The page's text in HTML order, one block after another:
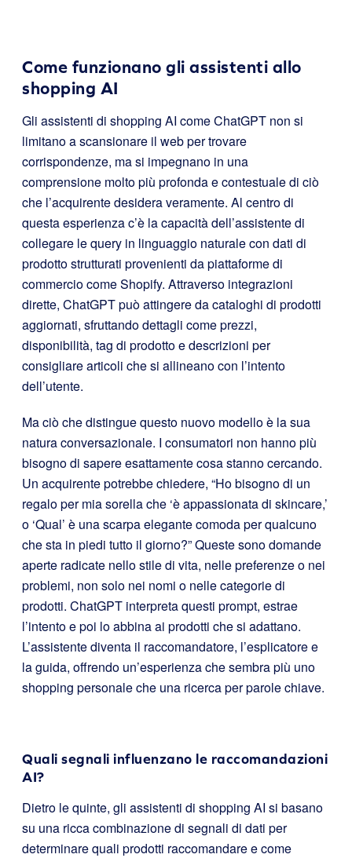
Come funzionano gli assistenti allo
shopping AI
Gli assistenti di shopping AI come ChatGPT non si
limitano a scansionare il web per trovare
corrispondenze, ma si impegnano in una
comprensione molto più profonda e contestuale di ciò
che l’acquirente desidera veramente. Al centro di
questa esperienza c’è la capacità dell’assistente di
collegare le query in linguaggio naturale con dati di
prodotto strutturati provenienti da piattaforme di
commercio come Shopify. Attraverso integrazioni
dirette, ChatGPT può attingere da cataloghi di prodotti
aggiornati, sfruttando dettagli come prezzi,
disponibilità, tag di prodotto e descrizioni per
consigliare articoli che si allineano con l’intento
dell’utente.
Ma ciò che distingue questo nuovo modello è la sua
natura conversazionale. I consumatori non hanno più
bisogno di sapere esattamente cosa stanno cercando.
Un acquirente potrebbe chiedere, “Ho bisogno di un
regalo per mia sorella che ‘è appassionata di skincare,’
o ‘Qual’ è una scarpa elegante comoda per qualcuno
che sta in piedi tutto il giorno?” Queste sono domande
aperte radicate nello stile di vita, nelle preferenze o nei
problemi, non solo nei nomi o nelle categorie di
prodotti. ChatGPT interpreta questi prompt, estrae
l’intento e poi lo abbina ai prodotti che si adattano.
L’assistente diventa il raccomandatore, l’esplicatore e
la guida, offrendo un’esperienza che sembra più uno
shopping personale che una ricerca per parole chiave.
Quali segnali influenzano le raccomandazioni
AI?
Dietro le quinte, gli assistenti di shopping AI si basano
su una ricca combinazione di segnali di dati per
determinare quali prodotti raccomandare e come